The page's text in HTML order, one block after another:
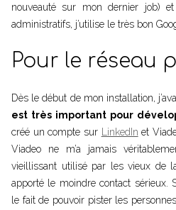
nouveauté sur mon dernier job)
administratifs, j’utilise le très bon
Pour le réseau
Dès le début de mon installation,
est très important pour
créé un compte sur
LinkedIn et
Viadeo ne m’a jamais
vieillissant utilisé par les vieux de
apporté le moindre contact sérieux.
le fait de pouvoir pister les